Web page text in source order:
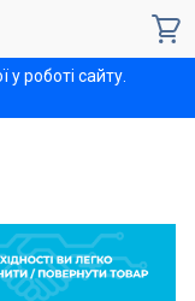
роботі сайту.